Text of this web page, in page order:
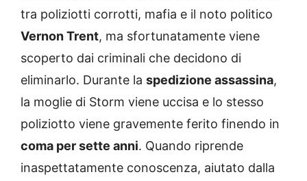
tra poliziotti corrotti, mafia e il noto politico
Vernon Trent, ma sfortunatamente viene
scoperto dai criminali che decidono di
eliminarlo. Durante la spedizione assassina,
la moglie di Storm viene uccisa e lo stesso
poliziotto viene gravemente ferito finendo in
coma per sette anni. Quando riprende
inaspettatamente conoscenza, aiutato dalla